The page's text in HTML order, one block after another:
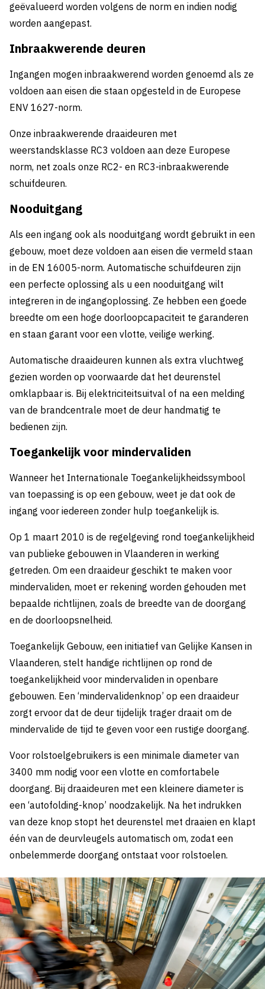
geëvalueerd worden volgens de norm en indien nodig
worden aangepast.
Inbraakwerende deuren
Ingangen mogen inbraakwerend worden genoemd als ze
voldoen aan eisen die staan opgesteld in de Europese
ENV 1627-norm.
Onze inbraakwerende draaideuren met
weerstandsklasse RC3 voldoen aan deze Europese
norm, net zoals onze RC2- en RC3-inbraakwerende
schuifdeuren.
Nooduitgang
Als een ingang ook als nooduitgang wordt gebruikt in een
gebouw, moet deze voldoen aan eisen die vermeld staan
in de EN 16005-norm. Automatische schuifdeuren zijn
een perfecte oplossing als u een nooduitgang wilt
integreren in de ingangoplossing. Ze hebben een goede
breedte om een hoge doorloopcapaciteit te garanderen
en staan garant voor een vlotte, veilige werking.
Automatische draaideuren kunnen als extra vluchtweg
gezien worden op voorwaarde dat het deurenstel
omklapbaar is. Bij elektriciteitsuitval of na een melding
van de brandcentrale moet de deur handmatig te
bedienen zijn.
Toegankelijk voor mindervaliden
Wanneer het Internationale Toegankelijkheidssymbool
van toepassing is op een gebouw, weet je dat ook de
ingang voor iedereen zonder hulp toegankelijk is.
Op 1 maart 2010 is de regelgeving rond toegankelijkheid
van publieke gebouwen in Vlaanderen in werking
getreden. Om een draaideur geschikt te maken voor
mindervaliden, moet er rekening worden gehouden met
bepaalde richtlijnen, zoals de breedte van de doorgang
en de doorloopsnelheid.
Toegankelijk Gebouw, een initiatief van Gelijke Kansen in
Vlaanderen, stelt handige richtlijnen op rond de
toegankelijkheid voor mindervaliden in openbare
gebouwen. Een ‘mindervalidenknop’ op een draaideur
zorgt ervoor dat de deur tijdelijk trager draait om de
mindervalide de tijd te geven voor een rustige doorgang.
Voor rolstoelgebruikers is een minimale diameter van
3400 mm nodig voor een vlotte en comfortabele
doorgang. Bij draaideuren met een kleinere diameter is
een ‘autofolding-knop’ noodzakelijk. Na het indrukken
van deze knop stopt het deurenstel met draaien en klapt
één van de deurvleugels automatisch om, zodat een
onbelemmerde doorgang ontstaat voor rolstoelen.